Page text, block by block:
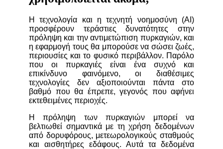
Η τεχνολογία και η τεχνητή νοημοσύνη (AI)
προσφέρουν τεράστιες δυνατότητες στην
πρόληψη και την αντιμετώπιση πυρκαγιών, και
η εφαρμογή τους θα μπορούσε να σώσει ζωές,
περιουσίες και το φυσικό περιβάλλον. Παρόλο
που οι πυρκαγιές είναι ένα συχνό και
επικίνδυνο φαινόμενο, οι διαθέσιμες
τεχνολογίες δεν αξιοποιούνται πάντα στο
βαθμό που θα έπρεπε, γεγονός που αφήνει
εκτεθειμένες περιοχές.
Η πρόληψη των πυρκαγιών μπορεί να
βελτιωθεί σημαντικά με τη χρήση δεδομένων
από δορυφόρους, μετεωρολογικούς σταθμούς
και αισθητήρες εδάφους. Αυτά τα δεδομένα